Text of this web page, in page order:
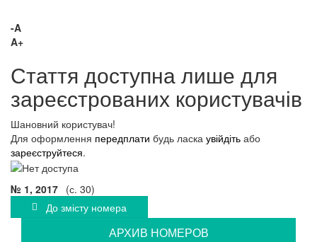
-A
A+
Стаття доступна лише для
зареєстрованих користувачів
Шановний користувач!
Для оформлення передплати будь ласка увійдіть або
зареєструйтеся.
№ 1, 2017 (с. 30)
До змісту номера
АРХИВ НОМЕРОВ